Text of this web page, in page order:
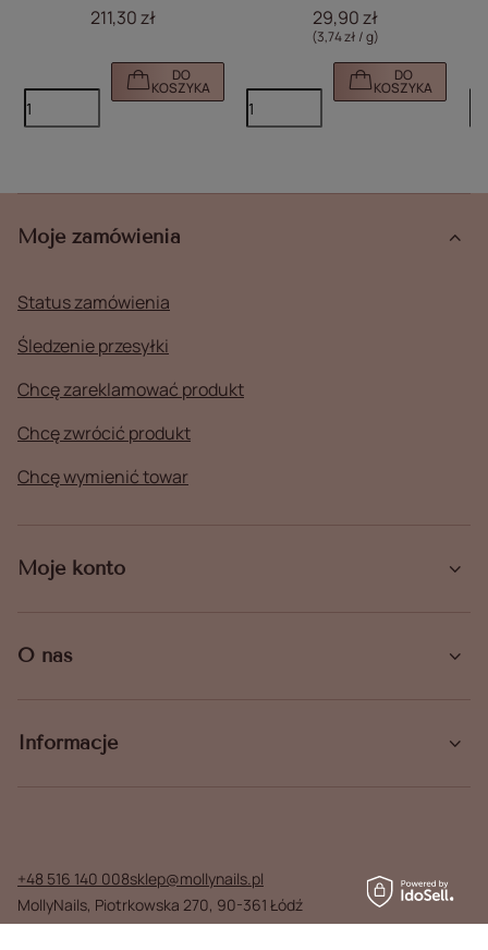
Antidotum, Liquid Glass)
211,30 zł
DO
KOSZYKA
29,90 zł
(3,74 zł / g)
DO
KOSZYKA
Moje zamówienia
Status zamówienia
Śledzenie przesyłki
Chcę zareklamować produkt
Chcę zwrócić produkt
Chcę wymienić towar
Moje konto
O nas
Informacje
+48 516 140 008sklep@mollynails.pl
MollyNails, Piotrkowska 270, 90-361 Łódź